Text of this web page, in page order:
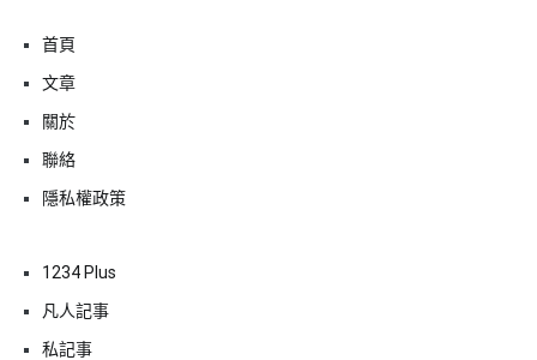
首頁
文章
關於
聯絡
隱私權政策
1234 Plus
凡人記事
私記事